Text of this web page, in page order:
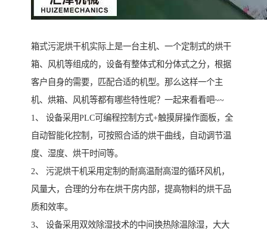
箱式污泥烘干机实际上是一台主机、一个定制式的烘干
箱、风机等组成的，设备有整体式和分体式之分，根据
客户自身的需要，匹配合适的机型。那么这样一个主
机、烘箱、风机等都有哪些特性呢？一起来看看吧~~
1、 设备采用PLC可编程控制方式+触摸屏操作面板，全
自动智能化控制，可按照合适的烘干曲线，自动调节温
度、湿度、烘干时间等。
2、 污泥烘干机采用定制的耐高温耐高湿的循环风机，
风量大，合理的分布在烘干房内部，提高物料的烘干品
质和效率。
3、 设备采用双效除湿技术的中间换热除温除湿，大大